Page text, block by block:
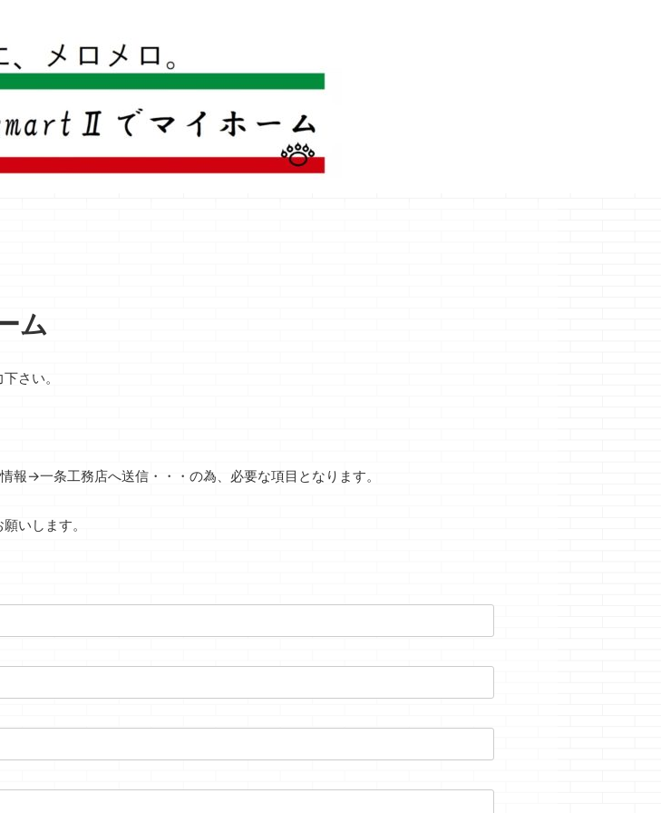
ム
さい。
報→一条工務店へ送信・・・の為、必要な項目となります。
いします。